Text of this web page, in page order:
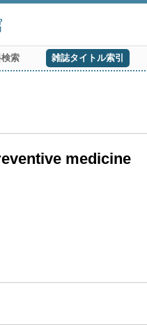
索 雑誌タイトル索引
medicine